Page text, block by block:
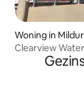
Woning in
Clearview
uitzicht